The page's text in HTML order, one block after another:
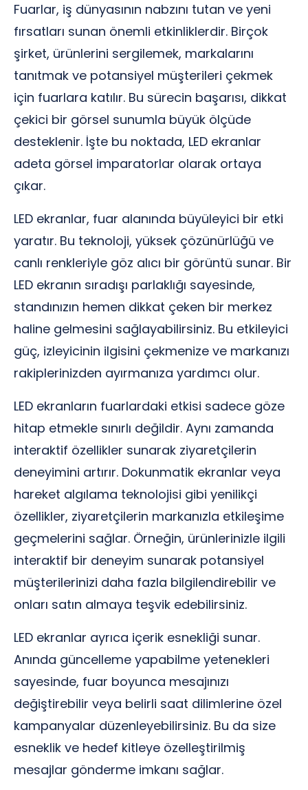
Fuarlar, iş dünyasının nabzını tutan ve yeni
fırsatları sunan önemli etkinliklerdir. Birçok
şirket, ürünlerini sergilemek, markalarını
tanıtmak ve potansiyel müşterileri çekmek
için fuarlara katılır. Bu sürecin başarısı, dikkat
çekici bir görsel sunumla büyük ölçüde
desteklenir. İşte bu noktada, LED ekranlar
adeta görsel imparatorlar olarak ortaya
çıkar.
LED ekranlar, fuar alanında büyüleyici bir etki
yaratır. Bu teknoloji, yüksek çözünürlüğü ve
canlı renkleriyle göz alıcı bir görüntü sunar. Bir
LED ekranın sıradışı parlaklığı sayesinde,
standınızın hemen dikkat çeken bir merkez
haline gelmesini sağlayabilirsiniz. Bu etkileyici
güç, izleyicinin ilgisini çekmenize ve markanızı
rakiplerinizden ayırmanıza yardımcı olur.
LED ekranların fuarlardaki etkisi sadece göze
hitap etmekle sınırlı değildir. Aynı zamanda
interaktif özellikler sunarak ziyaretçilerin
deneyimini artırır. Dokunmatik ekranlar veya
hareket algılama teknolojisi gibi yenilikçi
özellikler, ziyaretçilerin markanızla etkileşime
geçmelerini sağlar. Örneğin, ürünlerinizle ilgili
interaktif bir deneyim sunarak potansiyel
müşterilerinizi daha fazla bilgilendirebilir ve
onları satın almaya teşvik edebilirsiniz.
LED ekranlar ayrıca içerik esnekliği sunar.
Anında güncelleme yapabilme yetenekleri
sayesinde, fuar boyunca mesajınızı
değiştirebilir veya belirli saat dilimlerine özel
kampanyalar düzenleyebilirsiniz. Bu da size
esneklik ve hedef kitleye özelleştirilmiş
mesajlar gönderme imkanı sağlar.